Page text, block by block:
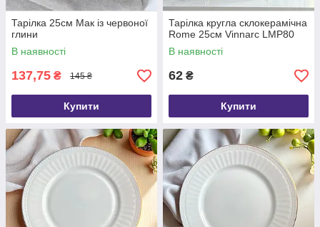
Тарілка 25см Мак із червоної
глини
В наявності
137,75 ₴ 145 ₴
Купити
Тарілка кругла склокерамічна
Rome 25см Vinnarc LMP80
В наявності
62 ₴
Купити